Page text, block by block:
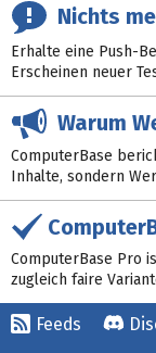
Nichts
Erhalte eine Push-
Erscheinen neuer
Warum
ComputerBase
Inhalte, sondern
ComputerBase Pro
zugleich faire
Feeds